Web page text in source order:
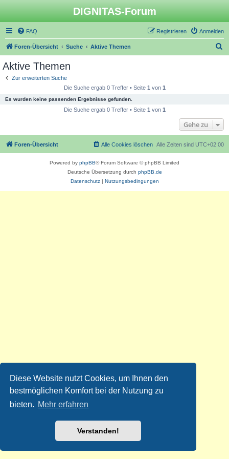
Diese Website nutzt Cookies, um Ihnen den
bestmöglichen Komfort bei der Nutzung zu
bieten. Mehr erfahren
Verstanden!
DIGNITAS-Forum
FAQ Anmelden
Registrieren
Foren-Übersicht Suche Aktive Themen
Aktive Themen
Zur erweiterten Suche
Die Suche ergab 0 Treffer • Seite 1 von 1
Es wurden keine passenden Ergebnisse gefunden.
Die Suche ergab 0 Treffer • Seite 1 von 1
Gehe zu
Foren-Übersicht Alle Zeiten sind UTC+02:00
Alle Cookies löschen
Powered by phpBB® Forum Software © phpBB Limited
Deutsche Übersetzung durch phpBB.de
Datenschutz| Nutzungsbedingungen